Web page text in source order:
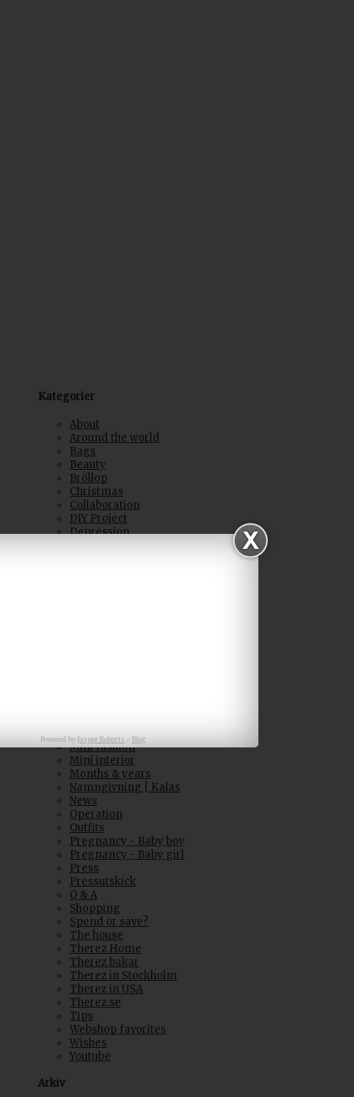
Powered by Jasper Roberts - Blog
Kategorier
About
Around the world
Bags
Beauty
Bröllop
Christmas
Collaboration
DIY Project
Depression
Mini
Mini fashion
Mini interior
Months & years
Namngivning | Kalas
News
Operation
Outfits
Pregnancy - Baby boy
Pregnancy - Baby girl
Press
Pressutskick
Q & A
Shopping
Spend or save?
The house
Therez Home
Therez bakar
Therez in Stockholm
Therez in USA
Therez.se
Tips
Webshop favorites
Wishes
Youtube
Arkiv